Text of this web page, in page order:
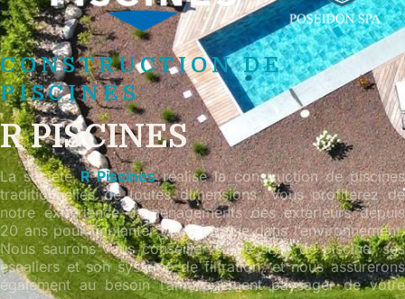
CONSTRUCTION DE
PISCINES
R PISCINES
La sociétéR Piscinesréalise la construction de piscines
traditionnelles de toutes dimensions. Vous profiterez de
notre expérience d’aménagements des extérieurs depuis
20 ans pour implanter votre piscine dans l’environnement.
Nous saurons vous conseiller sur le style de piscine, ses
escaliers et son système de filtration, et nous assurerons
également au besoin l’aménagement paysager de votre